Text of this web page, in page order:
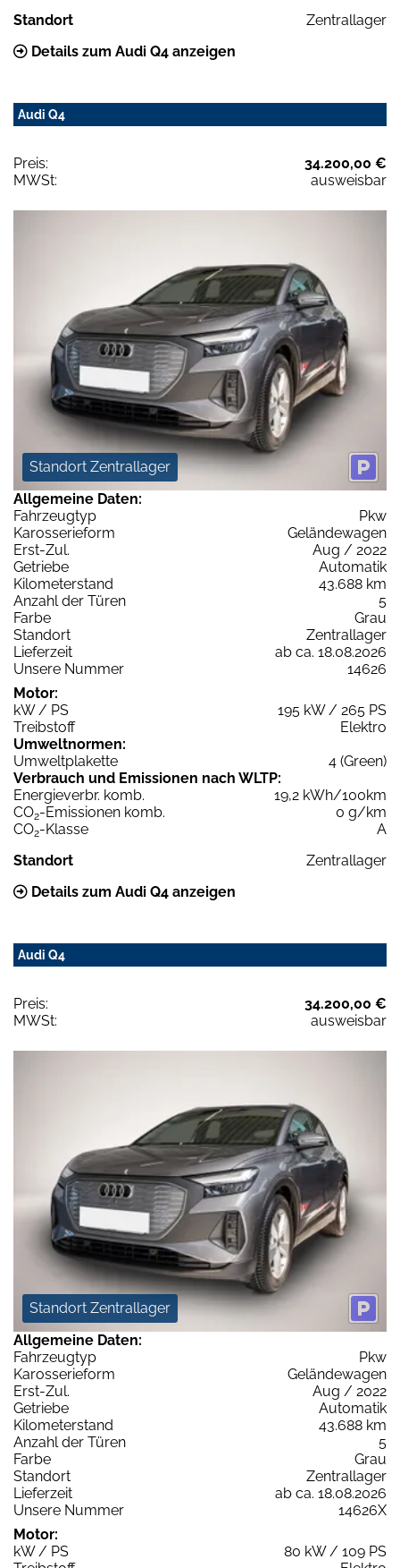
Standort
Zentrallager
Details zum Audi Q4 anzeigen
Audi Q4
Preis:
34.200,00 €
MWSt:
ausweisbar
Standort Zentrallager
Allgemeine Daten:
Fahrzeugtyp
Pkw
Karosserieform
Geländewagen
Erst-Zul.
Aug / 2022
Getriebe
Automatik
Kilometerstand
43.688 km
Anzahl der Türen
5
Farbe
Grau
Standort
Zentrallager
Lieferzeit
ab ca. 18.08.2026
Unsere Nummer
14626
Motor:
kW / PS
195 kW / 265 PS
Treibstoff
Elektro
Umweltnormen:
Umweltplakette
4 (Green)
Verbrauch und Emissionen nach WLTP:
Energieverbr. komb.
19,2 kWh/100km
CO2-Emissionen komb.
0 g/km
CO2-Klasse
A
Standort
Zentrallager
Details zum Audi Q4 anzeigen
Audi Q4
Preis:
34.200,00 €
MWSt:
ausweisbar
Standort Zentrallager
Allgemeine Daten:
Fahrzeugtyp
Pkw
Karosserieform
Geländewagen
Erst-Zul.
Aug / 2022
Getriebe
Automatik
Kilometerstand
43.688 km
Anzahl der Türen
5
Farbe
Grau
Standort
Zentrallager
Lieferzeit
ab ca. 18.08.2026
Unsere Nummer
14626X
Motor:
kW / PS
80 kW / 109 PS